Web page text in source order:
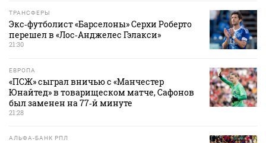
ТРАНСФЕРЫ
Экс‑футболист «Барселоны» Серхи Роберто
перешел в «Лос‑Анджелес Гэлакси»
21:30
ЕВРОПА
«ПСЖ» сыграл вничью с «Манчестер
Юнайтед» в товарищеском матче, Сафонов
был заменен на 77‑й минуте
21:28
АЛЬФА-БАНК РПЛ